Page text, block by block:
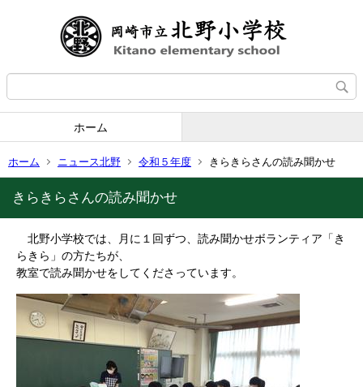
ホーム
ホーム ニュース北野 令和５年度 きらきらさんの読み聞かせ
きらきらさんの読み聞かせ
北野小学校では、月に１回ずつ、読み聞かせボランティア「き
らきら」の方たちが、
教室で読み聞かせをしてくださっています。